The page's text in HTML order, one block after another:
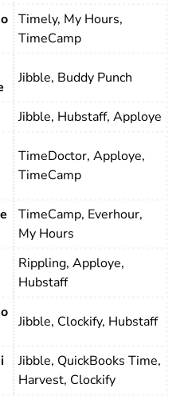
Timely, My Hours,
TimeCamp
Jibble, Buddy Punch
Jibble, Hubstaff, Apploye
TimeDoctor, Apploye,
TimeCamp
TimeCamp, Everhour,
My Hours
Rippling, Apploye,
Hubstaff
Jibble, Clockify, Hubstaff
Jibble, QuickBooks Time,
Harvest, Clockify